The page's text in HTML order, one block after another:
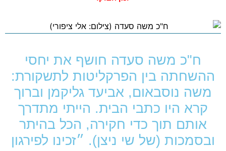
ח"כ משה סעדה חושף את יחסי
ההשחתה בין הפרקליטות לתשקורת:
משה נוסבאום, אביעד גליקמן וברוך
קרא היו כתבי הבית. הייתי מתדרך
אותם תוך כדי חקירה, הכל בהיתר
ובסמכות (של שי ניצן). ״זכינו לפירגון